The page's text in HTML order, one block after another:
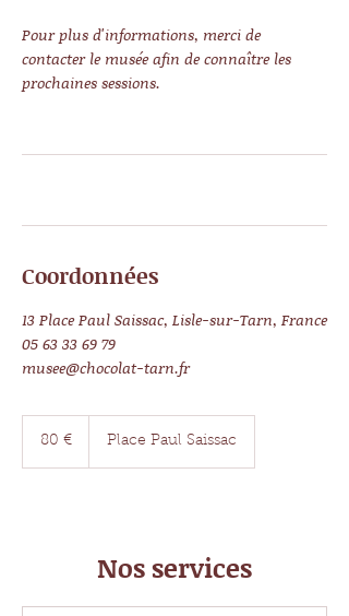
Pour plus d'informations, merci de
contacter le musée afin de connaître les
prochaines sessions.
Coordonnées
13 Place Paul Saissac, Lisle-sur-Tarn, France
05 63 33 69 79
musee@chocolat-tarn.fr
euros80 € Place Paul Saissac
Nos services